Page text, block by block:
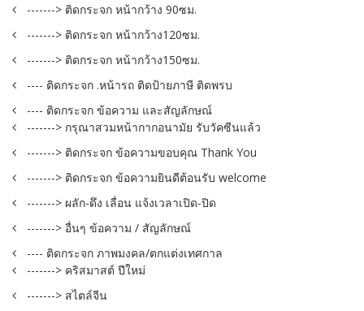
-------> ติดกระจก หน้ากว้าง 90ซม.
-------> ติดกระจก หน้ากว้าง120ซม.
-------> ติดกระจก หน้ากว้าง150ซม.
---- ติดกระจก .หน้ารถ ติดป้ายภาษี ติดพรบ
---- ติดกระจก ข้อความ และสัญลักษณ์
-------> กรุณาสวมหน้ากากอนามัย รับวัคซีนแล้ว
-------> ติดกระจก ข้อความขอบคุณ Thank You
-------> ติดกระจก ข้อความยินดีต้อนรับ welcome
-------> ผลัก-ดึง เลื่อน แจ้งเวลาเปิด-ปิด
-------> อื่นๆ ข้อความ / สัญลักษณ์
---- ติดกระจก ภาพมงคล/ตกแต่งเทศกาล
-------> คริสมาสต์ ปีใหม่
-------> สไตล์จีน